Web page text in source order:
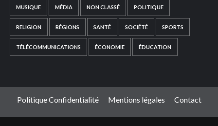
MUSIQUE MÉDIA NON CLASSÉ POLITIQUE
RELIGION RÉGIONS SANTÉ SOCIÉTÉ SPORTS
TÉLÉCOMMUNICATIONS ÉCONOMIE ÉDUCATION
Politique Confidentialité Mentions légales Contact